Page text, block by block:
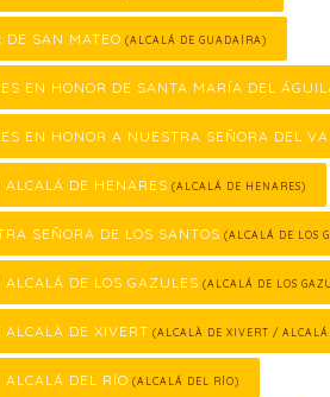
DE SAN MATEO (ALCALÁ DE GUADAÍRA)
EN HONOR DE SANTA MARÍA DEL
EN HONOR A NUESTRA SEÑORA DEL
DE HENARES (ALCALÁ DE HENARES)
SEÑORA DE LOS SANTOS (ALCALÁ DE LOS
DE LOS GAZULES (ALCALÁ DE LOS
DE XIVERT (ALCALÀ DE XIVERT /
DEL RÍO (ALCALÁ DEL RÍO)